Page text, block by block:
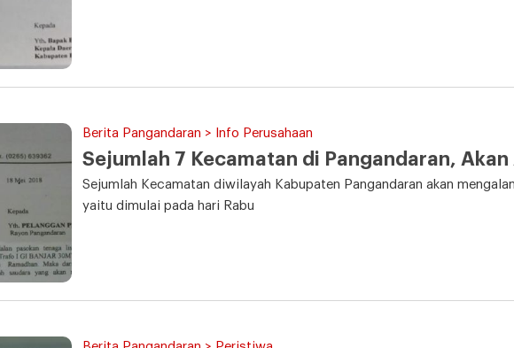
Berita Pangandaran > Info Perusahaan
Sejumlah 7 Kecamatan di Pangandaran,
Sejumlah Kecamatan diwilayah Kabupaten Pangandaran akan
yaitu dimulai pada hari Rabu